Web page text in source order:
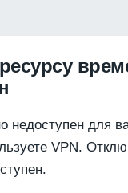
недоступен для
VPN.